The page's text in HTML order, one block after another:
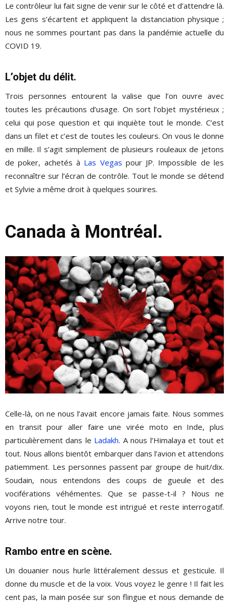
Le contrôleur lui fait signe de venir sur le côté et d’attendre là.
Les gens s’écartent et appliquent la distanciation physique ;
nous ne sommes pourtant pas dans la pandémie actuelle du
COVID 19.
L’objet du délit.
Trois personnes entourent la valise que l’on ouvre avec
toutes les précautions d’usage. On sort l’objet mystérieux ;
celui qui pose question et qui inquiète tout le monde. C’est
dans un filet et c’est de toutes les couleurs. On vous le donne
en mille. Il s’agit simplement de plusieurs rouleaux de jetons
de poker, achetés à Las Vegas pour JP. Impossible de les
reconnaître sur l’écran de contrôle. Tout le monde se détend
et Sylvie a même droit à quelques sourires.
Canada à Montréal.
Celle-là, on ne nous l’avait encore jamais faite. Nous sommes
en transit pour aller faire une virée moto en Inde, plus
particulièrement dans le Ladakh. A nous l’Himalaya et tout et
tout. Nous allons bientôt embarquer dans l’avion et attendons
patiemment. Les personnes passent par groupe de huit/dix.
Soudain, nous entendons des coups de gueule et des
vociférations véhémentes. Que se passe-t-il ? Nous ne
voyons rien, tout le monde est intrigué et reste interrogatif.
Arrive notre tour.
Rambo entre en scène.
Un douanier nous hurle littéralement dessus et gesticule. Il
donne du muscle et de la voix. Vous voyez le genre ! Il fait les
cent pas, la main posée sur son flingue et nous demande de